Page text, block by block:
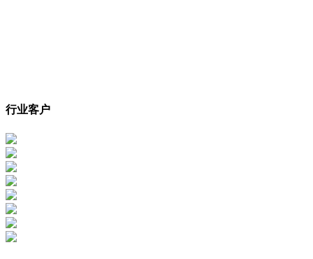
行业客户